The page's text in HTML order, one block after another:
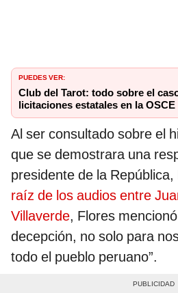
PUEDES VER:
Club del Tarot: todo sobre el
licitaciones estatales en la OSCE
Al ser consultado sobre el
que se demostrara una
presidente de la República,
raíz de los audios entre
Villaverde, Flores
decepción, no solo para
todo el pueblo peruano”.